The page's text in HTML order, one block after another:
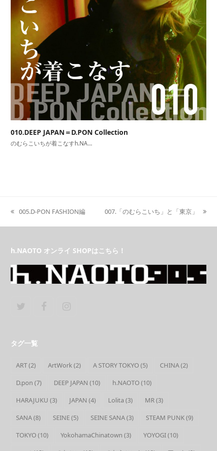
010.DEEP JAPAN＝D.PON Collection
のむらこいちが着こなすh.NA…
previous
post:
005.D-PON FASHION編
next
post:
007.「のむらこいち」と「東京」
h.NAOTO オンライ SHOPはこちら！
タグ一覧
ART(2) ArtWork(2) A STORY TOKYO(5) CHINA(2)
D.pon (7) DEEP JAPAN (10) h.NAOTO(10)
HARAJUKU (3) JAPAN (4) Lolita (3) MR(3)
SANA(8) SEINE(5) SEINE SANA(3) STEAM PUNK(9)
TOKYO(10) YokohamaChinatown (3) YOYOGI(10)